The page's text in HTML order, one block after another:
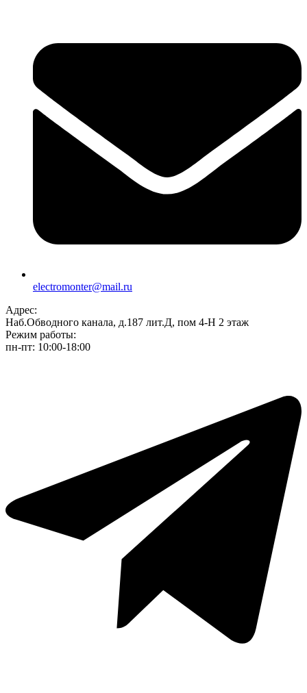
electromonter@mail.ru
Адрес:
Наб.Обводного канала, д.187 лит.Д, пом 4-Н 2 этаж
Режим работы:
пн-пт: 10:00-18:00